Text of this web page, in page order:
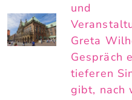
und
Greta
Gespräch
tieferen
gibt, nach